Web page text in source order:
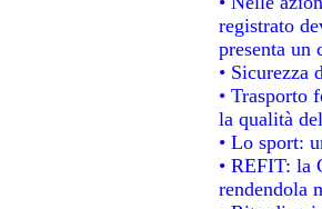
registrato
presenta un
• Sicurezza
• Trasporto
la qualità
• Lo sport:
• REFIT: la
rendendola